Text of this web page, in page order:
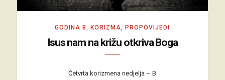
GODINA B ,KORIZMA ,PROPOVIJEDI
Isus nam na križu otkriva Boga
Četvrta korizmena nedjelja – B